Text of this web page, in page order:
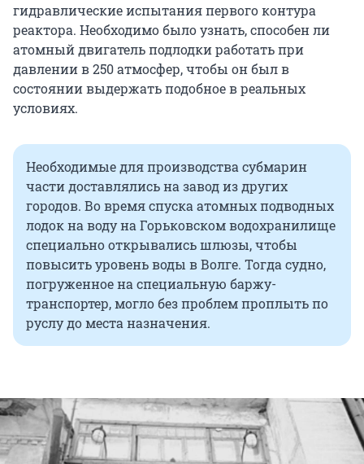
гидравлические испытания первого контура
реактора. Необходимо было узнать, способен ли
атомный двигатель подлодки работать при
давлении в 250 атмосфер, чтобы он был в
состоянии выдержать подобное в реальных
условиях.
Необходимые для производства субмарин
части доставлялись на завод из других
городов. Во время спуска атомных подводных
лодок на воду на Горьковском водохранилище
специально открывались шлюзы, чтобы
повысить уровень воды в Волге. Тогда судно,
погруженное на специальную баржу-
транспортер, могло без проблем проплыть по
руслу до места назначения.